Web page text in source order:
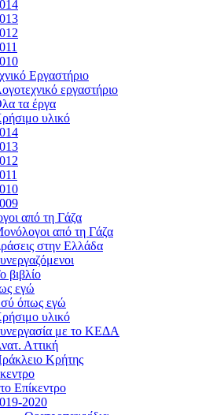
Εργαστήριο
εργαστήριο
τα έργα
υλικό
από τη Γάζα
από τη Γάζα
στην Ελλάδα
βιβλίο
εγώ
όπως εγώ
υλικό
με το ΚΕΔΑ
Αττική
Κρήτης
Επίκεντρο
2020